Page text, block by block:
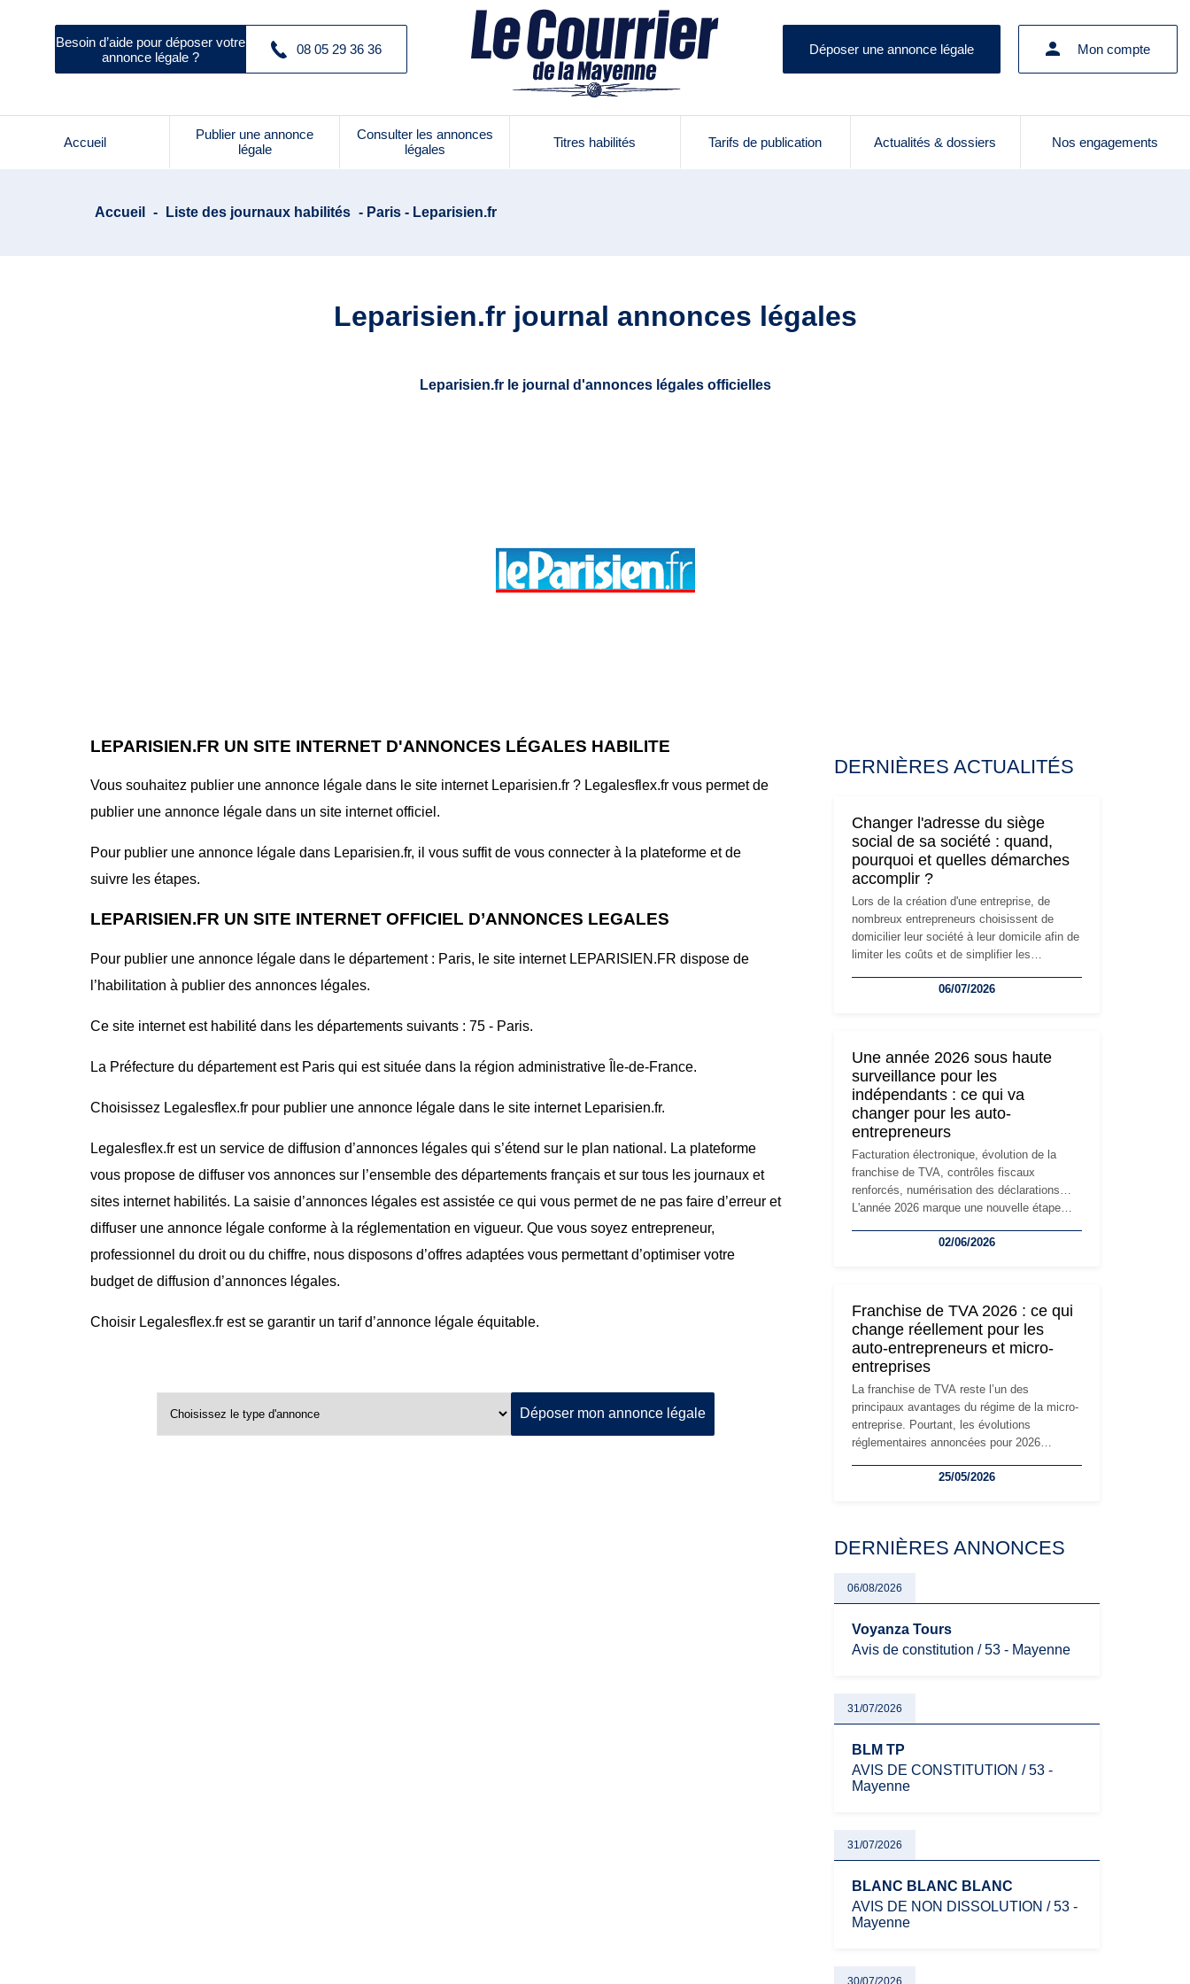
Besoin d’aide pour déposer votre
annonce légale ?
08 05 29 36 36 Déposer une annonce légale Mon compte
Accueil
Publier une annonce
légale
Consulter les annonces
légales
Titres habilités Tarifs de publication Actualités & dossiers Nos engagements
Accueil - Liste des journaux habilités - Paris - Leparisien.fr
Leparisien.fr journal annonces légales
Leparisien.fr le journal d'annonces légales officielles
LEPARISIEN.FR UN SITE INTERNET D'ANNONCES LÉGALES HABILITE
Vous souhaitez publier une annonce légale dans le site internet Leparisien.fr ? Legalesflex.fr vous permet de
publier une annonce légale dans un site internet officiel.
Pour publier une annonce légale dans Leparisien.fr, il vous suffit de vous connecter à la plateforme et de
suivre les étapes.
LEPARISIEN.FR UN SITE INTERNET OFFICIEL D’ANNONCES LEGALES
Pour publier une annonce légale dans le département : Paris, le site internet LEPARISIEN.FR dispose de
l’habilitation à publier des annonces légales.
Ce site internet est habilité dans les départements suivants : 75 - Paris.
La Préfecture du département est Paris qui est située dans la région administrative Île-de-France.
Choisissez Legalesflex.fr pour publier une annonce légale dans le site internet Leparisien.fr.
Legalesflex.fr est un service de diffusion d’annonces légales qui s’étend sur le plan national. La plateforme
vous propose de diffuser vos annonces sur l’ensemble des départements français et sur tous les journaux et
sites internet habilités. La saisie d’annonces légales est assistée ce qui vous permet de ne pas faire d’erreur et
diffuser une annonce légale conforme à la réglementation en vigueur. Que vous soyez entrepreneur,
professionnel du droit ou du chiffre, nous disposons d’offres adaptées vous permettant d’optimiser votre
budget de diffusion d’annonces légales.
Choisir Legalesflex.fr est se garantir un tarif d’annonce légale équitable.
Déposer mon annonce légale
DERNIÈRES ACTUALITÉS
Changer l'adresse du siège
social de sa société : quand,
pourquoi et quelles démarches
accomplir ?
Lors de la création d'une entreprise, de
nombreux entrepreneurs choisissent de
domicilier leur société à leur domicile afin de
limiter les coûts et de simplifier les
l'activité, cette solution peut rapidement
siège social répond souvent à une nouvelle
étape de la vie de l'entreprise et implique
plusieurs formalités obligatoires.
06/07/2026
Une année 2026 sous haute
surveillance pour les
indépendants : ce qui va
changer pour les auto-
entrepreneurs
Facturation électronique, évolution de la
franchise de TVA, contrôles fiscaux
renforcés, numérisation des déclarations…
L'année 2026 marque une nouvelle étape
travailleurs indépendants. Si le régime de la
réglementaire plus exigeant. Décryptage des
principaux changements et des précautions
à prendre pour éviter les mauvaises
surprises.
02/06/2026
Franchise de TVA 2026 : ce qui
change réellement pour les
auto-entrepreneurs et micro-
entreprises
La franchise de TVA reste l’un des
principaux avantages du régime de la micro-
entreprise. Pourtant, les évolutions
réglementaires annoncées pour 2026
les auto-entrepreneurs, artisans et
évoluent dans un contexte de contrôle
oblige les indépendants à rester
particulièrement vigilants.
25/05/2026
DERNIÈRES ANNONCES
06/08/2026
Voyanza Tours
Avis de constitution / 53 - Mayenne
31/07/2026
BLM TP
AVIS DE CONSTITUTION / 53 -
Mayenne
31/07/2026
BLANC BLANC BLANC
AVIS DE NON DISSOLUTION / 53 -
Mayenne
30/07/2026